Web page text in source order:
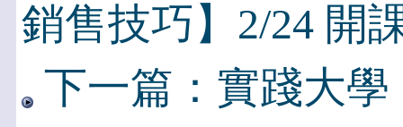
銷售技巧】2/24 開
下一篇：實踐大